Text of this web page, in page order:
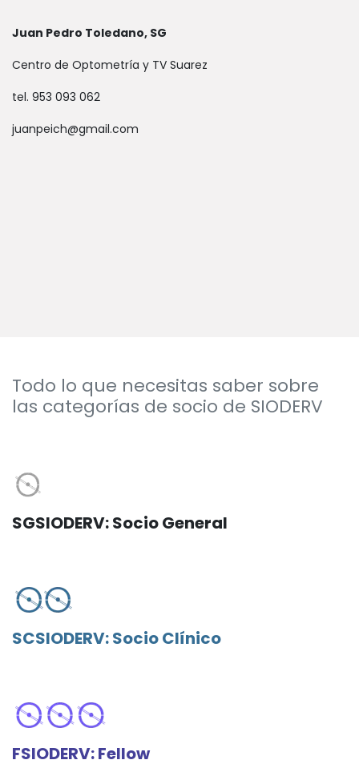
Juan Pedro Toledano, SG​
Centro de Optometría y TV Suarez
tel. 953 093 062
juanpeich@gmail.com
Todo lo que necesitas saber sobre
las categorías de socio de SIODERV
SGSIODERV: Socio General
SCSIODERV: Socio Clínico
FSIODERV: Fellow